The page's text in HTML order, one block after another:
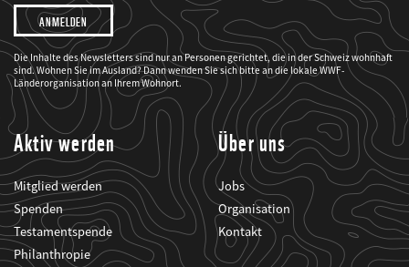
Ich
möchte,
dass
der
WWF
mich
über
seine
Projekte
informiert.
Die Inhalte des Newsletters sind nur an Personen gerichtet, die in der Schweiz wohnhaft
sind. Wohnen Sie im Ausland? Dann wenden Sie sich bitte an die lokale WWF-
Länderorganisation an Ihrem Wohnort.
Aktiv werden
Mitglied werden
Spenden
Testamentspende
Philanthropie
Über uns
Jobs
Organisation
Kontakt